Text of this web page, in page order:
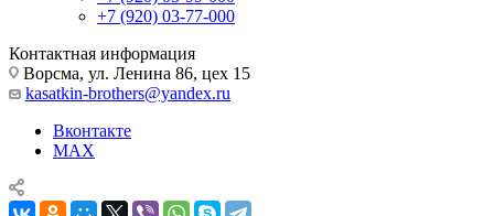
+7 (920) 03-77-000
Контактная информация
Ворсма, ул. Ленина 86, цех 15
kasatkin-brothers@yandex.ru
Вконтакте
MAX